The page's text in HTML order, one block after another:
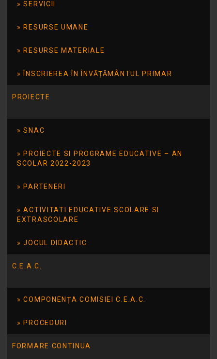
SERVICII
RESURSE UMANE
RESURSE MATERIALE
ÎNSCRIEREA ÎN ÎNVĂȚĂMÂNTUL PRIMAR
PROIECTE
SNAC
PROIECTE SI PROGRAME EDUCATIVE – AN
SCOLAR 2022-2023
PARTENERI
ACTIVITATI EDUCATIVE SCOLARE SI
EXTRASCOLARE
JOCUL DIDACTIC
C.E.A.C.
COMPONENȚA COMISIEI C.E.A.C.
PROCEDURI
FORMARE CONTINUA
dezvoltarea autonomiei şi independenţei
imaginaţiei; creşterea capacităţii de
sociale; dezvoltarea emoţională;
oferirea de experienţe noi care să înlocuiască
ARTICOLUL ANTERIOR